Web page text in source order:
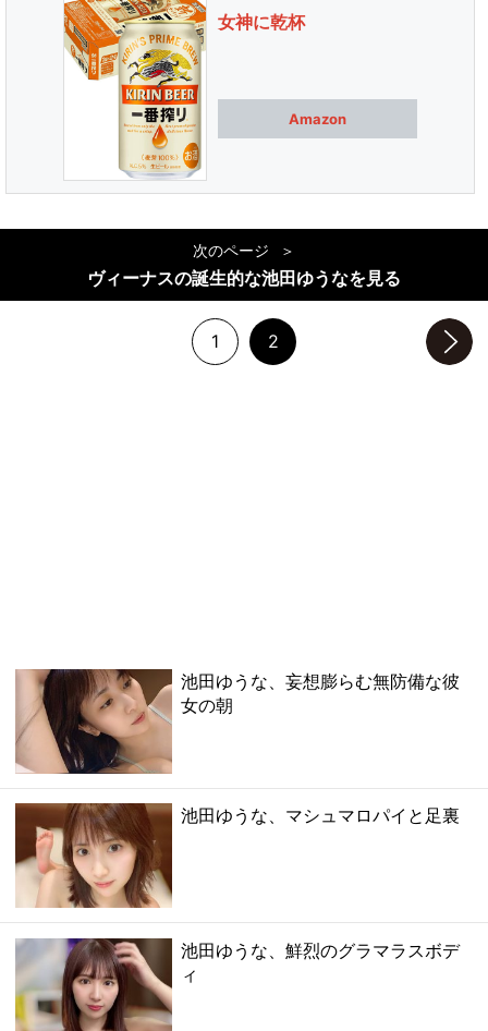
女神に乾杯
Amazon
次のページ
ヴィーナスの誕生的な池田ゆうなを見る
1 2
池田ゆうな、妄想膨らむ無防備な彼
女の朝
池田ゆうな、マシュマロパイと足裏
池田ゆうな、鮮烈のグラマラスボデ
ィ